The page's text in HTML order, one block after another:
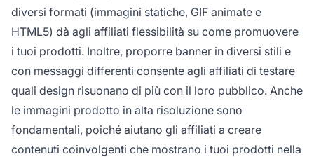
diversi formati (immagini statiche, GIF animate e
HTML5) dà agli affiliati flessibilità su come promuovere
i tuoi prodotti. Inoltre, proporre banner in diversi stili e
con messaggi differenti consente agli affiliati di testare
quali design risuonano di più con il loro pubblico. Anche
le immagini prodotto in alta risoluzione sono
fondamentali, poiché aiutano gli affiliati a creare
contenuti coinvolgenti che mostrano i tuoi prodotti nella